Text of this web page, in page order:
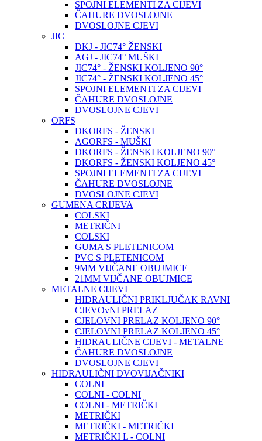
SPOJNI ELEMENTI ZA CIJEVI
ČAHURE DVOSLOJNE
DVOSLOJNE CJEVI
JIC
DKJ - JIC74° ŽENSKI
AGJ - JIC74° MUŠKI
JIC74° - ŽENSKI KOLJENO 90°
JIC74° - ŽENSKI KOLJENO 45°
SPOJNI ELEMENTI ZA CIJEVI
ČAHURE DVOSLOJNE
DVOSLOJNE CJEVI
ORFS
DKORFS - ŽENSKI
AGORFS - MUŠKI
DKORFS - ŽENSKI KOLJENO 90°
DKORFS - ŽENSKI KOLJENO 45°
SPOJNI ELEMENTI ZA CIJEVI
ČAHURE DVOSLOJNE
DVOSLOJNE CJEVI
GUMENA CRIJEVA
COLSKI
METRIČNI
COLSKI
GUMA S PLETENICOM
PVC S PLETENICOM
9MM VIJČANE OBUJMICE
21MM VIJČANE OBUJMICE
METALNE CIJEVI
HIDRAULIČNI PRIKLJUČAK RAVNI
CJEVOvNI PRELAZ
CJELOVNI PRELAZ KOLJENO 90°
CJELOVNI PRELAZ KOLJENO 45°
HIDRAULIČNE CIJEVI - METALNE
ČAHURE DVOSLOJNE
DVOSLOJNE CJEVI
HIDRAULIČNI DVOVIJAČNIKI
COLNI
COLNI - COLNI
COLNI - METRIČKI
METRIČKI
METRIČKI - METRIČKI
METRIČKI L - COLNI